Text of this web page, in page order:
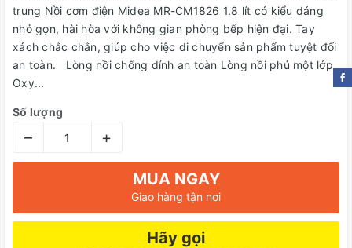
trung Nồi cơm điện Midea MR-CM1826 1.8 lít có kiểu dáng
nhỏ gọn, hài hòa với không gian phòng bếp hiện đại. Tay
xách chắc chắn, giúp cho việc di chuyển sản phẩm tuyệt đối
an toàn. Lòng nồi chống dính an toàn Lòng nồi phủ một lớp
Oxy...
Số lượng
– +
MUA NGAY
Giao hàng tận nơi
Hãy gọi